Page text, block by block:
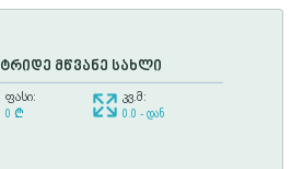
ტრიდე მწვანე სახლი
ფასი:
0 ¢
კვ.მ:
0.0 - დან